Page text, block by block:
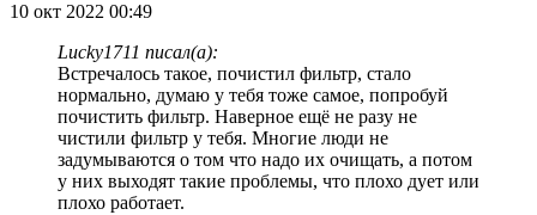
10 окт 2022 00:49
Lucky1711 писал(а):
Встречалось такое, почистил фильтр, стало
нормально, думаю у тебя тоже самое, попробуй
почистить фильтр. Наверное ещё не разу не
чистили фильтр у тебя. Многие люди не
задумываются о том что надо их очищать, а потом
у них выходят такие проблемы, что плохо дует или
плохо работает.